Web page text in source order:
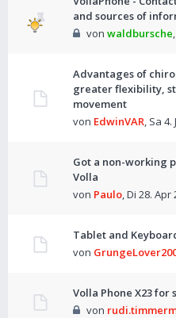
and sources of
von waldbursche,
Advantages of
greater flexibility,
movement
von EdwinVAR, Sa 4.
Got a non-working
Volla
von Paulo,Di 28. Apr
Tablet and
von
Volla Phone X23 for
von